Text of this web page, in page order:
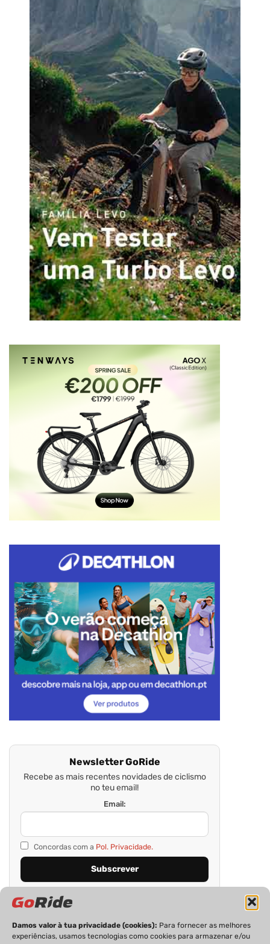
Damos valor à tua privacidade (cookies): Para fornecer as melhores
experiências, usamos tecnologias como cookies para armazenar e/ou
Newsletter GoRide
Recebe as mais recentes novidades de ciclismo
no teu email!
Email:
Concordas com a Pol. Privacidade.